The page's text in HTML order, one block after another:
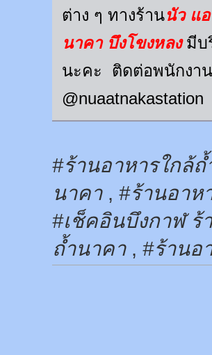
ต่าง ๆ ทางร้านนัว แ
นาคา บึงโขงหลงมีบ
นะคะ ติดต่อพนักงาน
@nuaatnakastation
#ร้านอาหารใกล้
นาคา, #ร้านอาห
#เช็คอินบึงกาฬ ร้
ถ้ำนาคา, #ร้านอ